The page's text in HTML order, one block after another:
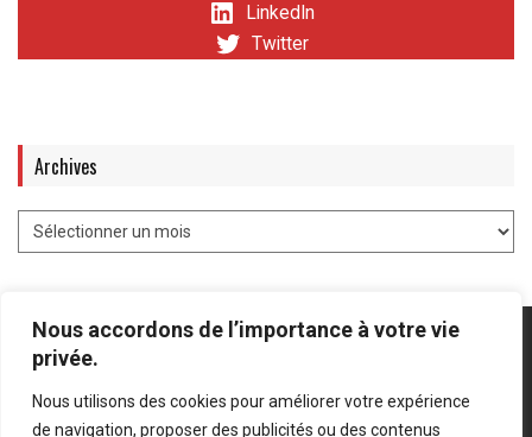
Nous accordons de l’importance à votre vie
privée.
Nous utilisons des cookies pour améliorer votre expérience
de navigation, proposer des publicités ou des contenus
LinkedIn
Twitter
Archives
Mentions légales Politique de confidentialité